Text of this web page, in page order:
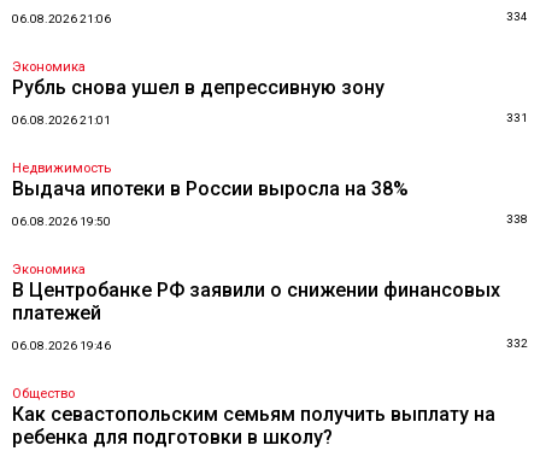
06.08.2026 21:06 334
Экономика
Рубль снова ушел в депрессивную зону
06.08.2026 21:01 331
Недвижимость
Выдача ипотеки в России выросла на 38%
06.08.2026 19:50 338
Экономика
В Центробанке РФ заявили о снижении финансовых
платежей
06.08.2026 19:46 332
Общество
Как севастопольским семьям получить выплату на
ребенка для подготовки в школу?